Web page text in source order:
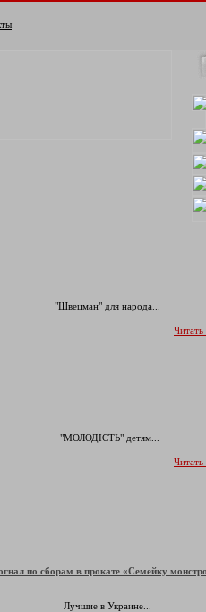
"Швецман" для народа...
"МОЛОДІСТЬ" детям...
по сборам в прокате «Семейку
Лучшие в Украине...